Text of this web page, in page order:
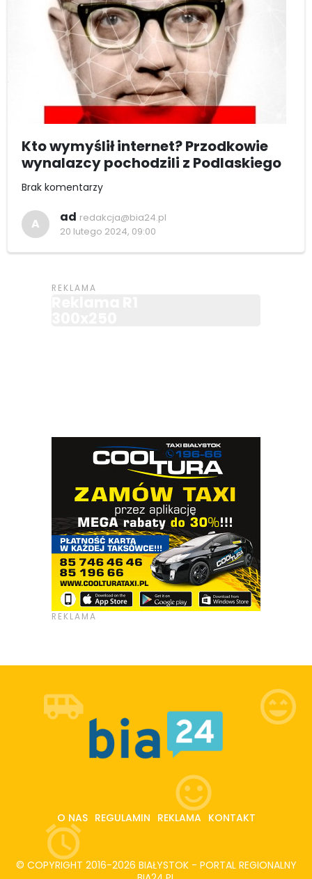
Kto wymyślił internet? Przodkowie
wynalazcy pochodzili z Podlaskiego
Brak komentarzy
A ad redakcja@bia24.pl
20 lutego 2024, 09:00
O NAS REGULAMIN REKLAMA KONTAKT
© COPYRIGHT 2016-2026 BIAŁYSTOK - PORTAL REGIONALNY